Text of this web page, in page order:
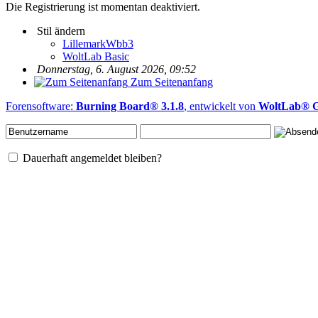
Die Registrierung ist momentan deaktiviert.
Stil ändern
LillemarkWbb3
WoltLab Basic
Donnerstag, 6. August 2026, 09:52
Zum Seitenanfang
Forensoftware: Burning Board® 3.1.8, entwickelt von WoltLab®
Dauerhaft angemeldet bleiben?